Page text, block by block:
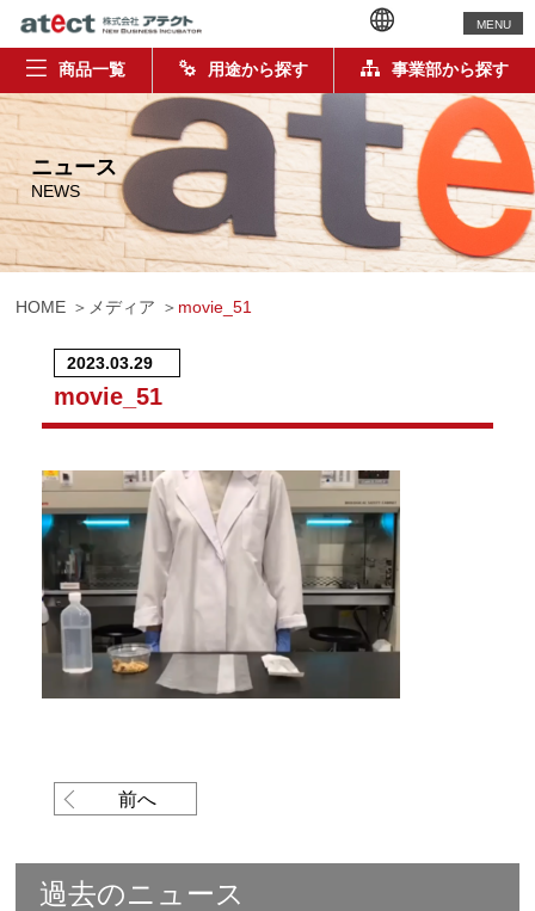
MENU
商品一覧 用途から探す 事業部から探す
ニュース
NEWS
HOME メディア movie_51
2023.03.29
movie_51
前へ
過去のニュース